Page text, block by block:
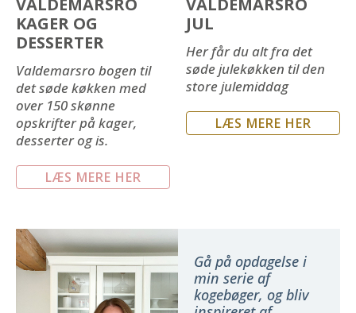
VALDEMARSRO
KAGER OG
DESSERTER
Valdemarsro bogen til
det søde køkken med
over 150 skønne
opskrifter på kager,
desserter og is.
LÆS MERE HER
VALDEMARSRO
JUL
Her får du alt fra det
søde julekøkken til den
store julemiddag
LÆS MERE HER
Gå på opdagelse i
min serie af
kogebøger, og bliv